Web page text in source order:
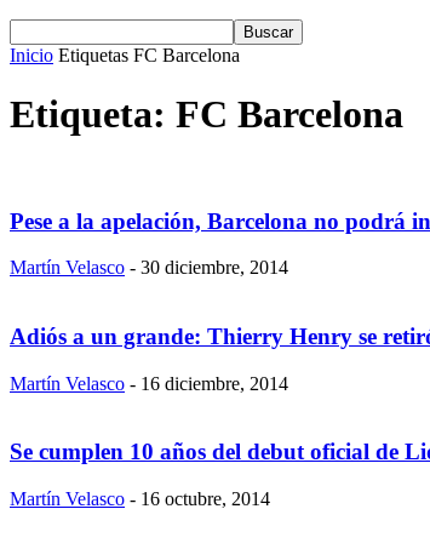
Inicio Etiquetas FC Barcelona
Etiqueta: FC Barcelona
Pese a la apelación, Barcelona no podrá
Martín Velasco - 30 diciembre, 2014
Adiós a un grande: Thierry Henry se
Martín Velasco - 16 diciembre, 2014
Se cumplen 10 años del debut oficial de
Martín Velasco - 16 octubre, 2014